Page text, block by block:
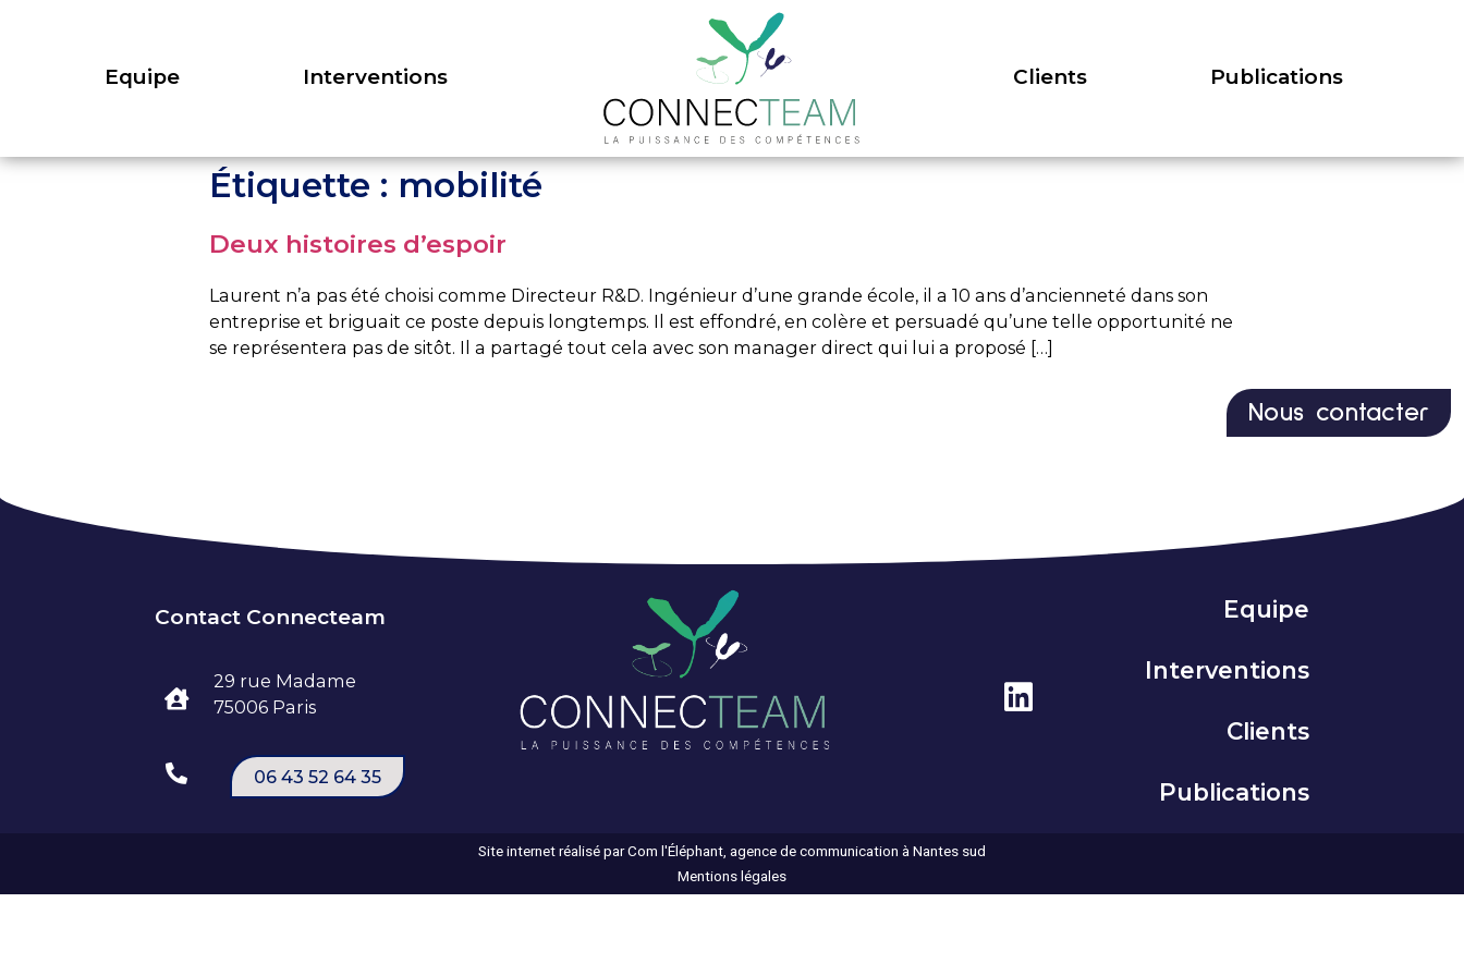
Interventions
Equipe
Interventions Clients Publications
Étiquette : mobilité
Deux histoires d’espoir
Laurent n’a pas été choisi comme Directeur R&D. Ingénieur d’une grande école, il a 10 ans d’ancienneté dans son
entreprise et briguait ce poste depuis longtemps. Il est effondré, en colère et persuadé qu’une telle opportunité ne
se représentera pas de sitôt. Il a partagé tout cela avec son manager direct qui lui a proposé […]
Nous contacter
Contact Connecteam
29 rue Madame
75006 Paris
06 43 52 64 35
Equipe
Interventions
Clients
Publications
Site internet réalisé par Com l'Éléphant, agence de communication à Nantes sud
Mentions légales